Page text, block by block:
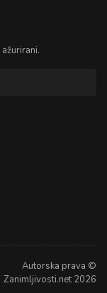
Autorska prava ©
Zanimljivosti.net 2026